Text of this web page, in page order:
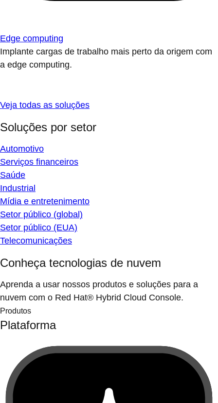
Edge computing
Implante cargas de trabalho mais perto da origem com
a edge computing.
Veja todas as soluções
Soluções por setor
Automotivo
Serviços financeiros
Saúde
Industrial
Mídia e entretenimento
Setor público (global)
Setor público (EUA)
Telecomunicações
Conheça tecnologias de nuvem
Aprenda a usar nossos produtos e soluções para a
nuvem com o Red Hat® Hybrid Cloud Console.
Produtos
Plataforma